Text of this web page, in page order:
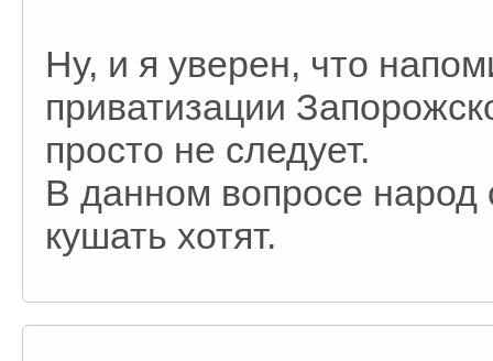
Ну, и я уверен, что
приватизации
просто не следует.
В данном вопросе народ
кушать хотят.